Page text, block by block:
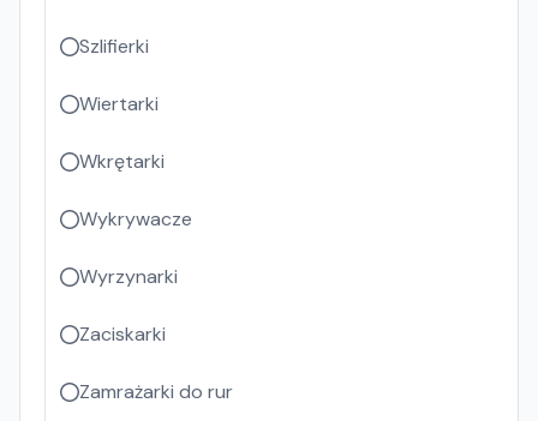
Szlifierki
Wiertarki
Wkrętarki
Wykrywacze
Wyrzynarki
Zaciskarki
Zamrażarki do rur